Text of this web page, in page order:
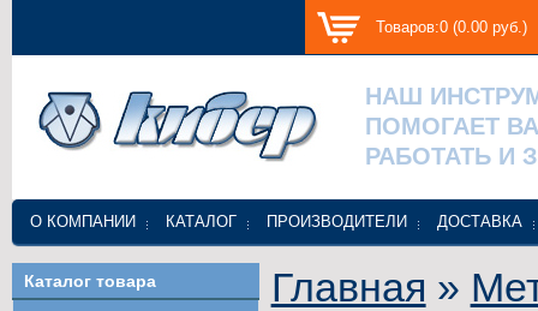
Товаров:0 (0.00 руб.)
НАШ
ПОМОГАЕТ
РАБОТАТЬ И
О КОМПАНИИ КАТАЛОГ ПРОИЗВОДИТЕЛИ ДОСТАВКА
Каталог товара Главная »